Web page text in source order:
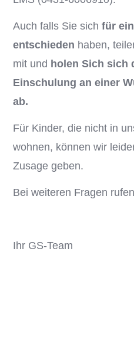
Auch falls Sie sichfür
entschieden haben,
mit und holen Sich sich
Einschulung an einer
ab.
Für Kinder, die nicht in
wohnen, können wir
Zusage geben.
Bei weiteren Fragen
Ihr GS-Team